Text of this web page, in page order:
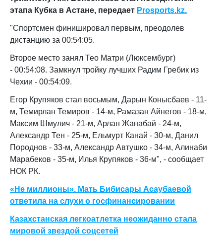
этапа Кубка в Астане, передает Prosports.kz.
"Спортсмен финишировал первым, преодолев
дистанцию за 00:54:05.
Второе место занял Тео Матри (Люксембург)
- 00:54:08. Замкнул тройку лучших Радим Гребик из
Чехии - 00:54:09.
Егор Крупяков стал восьмым, Дарын Конысбаев - 11-
м, Темирлан Темиров - 14-м, Рамазан Айнегов - 18-м,
Максим Шмулич - 21-м, Арлан Жанабай - 24-м,
Александр Тен - 25-м, Ельмурт Канай - 30-м, Данил
Породнов - 33-м, Александр Автушко - 34-м, Алинаби
Марабеков - 35-м, Илья Крупяков - 36-м", - сообщает
НОК РК.
«Не миллионы». Мать Бибисары Асаубаевой
ответила на слухи о госфинансировании
Казахстанская легкоатлетка неожиданно стала
мировой звездой соцсетей